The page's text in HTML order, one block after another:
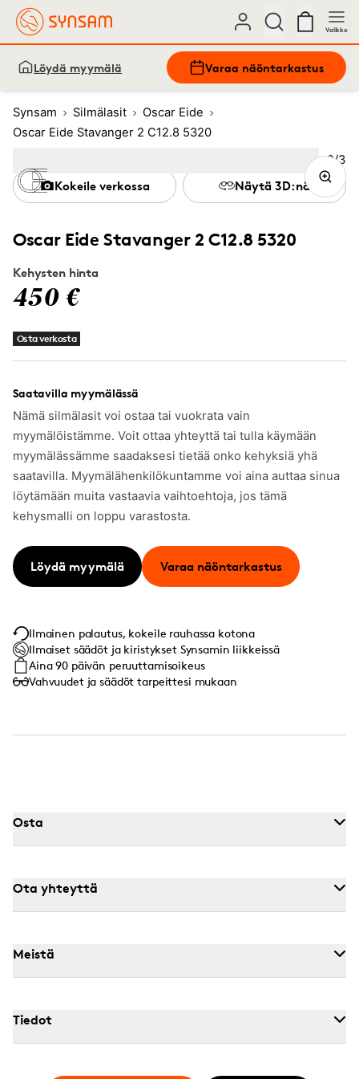
Valikko
Löydä myymälä Varaa näöntarkastus
Synsam Silmälasit
Oscar Eide
Oscar Eide Stavanger 2 C12.8 5320
Oscar Eide Stavanger 2 C12.8 5320
Kehysten hinta
450 €
Osta verkosta
Saatavilla myymälässä
Nämä silmälasit voi ostaa tai vuokrata vain
myymälöistämme. Voit ottaa yhteyttä tai tulla käymään
myymälässämme saadaksesi tietää onko kehyksiä yhä
saatavilla. Myymälähenkilökuntamme voi aina auttaa sinua
löytämään muita vastaavia vaihtoehtoja, jos tämä
kehysmalli on loppu varastosta.
Löydä myymälä Varaa näöntarkastus
Kokeile verkossa Näytä 3D:nä
Ilmainen palautus, kokeile rauhassa kotona
Ilmaiset säädöt ja kiristykset Synsamin liikkeissä
Aina 90 päivän peruuttamisoikeus
Vahvuudet ja säädöt tarpeittesi mukaan
Kuva
2/3
3
Osta
Ota yhteyttä
Meistä
Tiedot